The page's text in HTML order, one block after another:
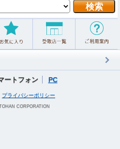
ートフォン PC
プライバシーポリシー
CORPORATION